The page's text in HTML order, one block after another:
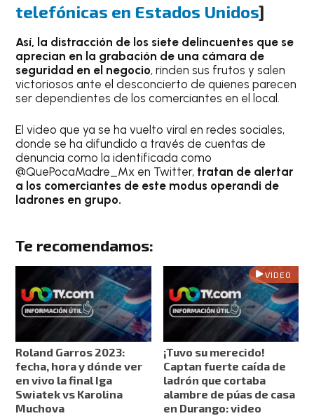
telefónicas en Estados Unidos]
Así, la distracción de los siete delincuentes que se
aprecian en la grabación de una cámara de
seguridad en el negocio, rinden sus frutos y salen
victoriosos ante el desconcierto de quienes parecen
ser dependientes de los comerciantes en el local.
El video que ya se ha vuelto viral en redes sociales,
donde se ha difundido a través de cuentas de
denuncia como la identificada como
@QuePocaMadre_Mx en Twitter, tratan de alertar
a los comerciantes de este modus operandi de
ladrones en grupo.
Te recomendamos:
Roland Garros 2023:
fecha, hora y dónde ver
en vivo la final Iga
Swiatek vs Karolina
Muchova
VIDEO
¡Tuvo su merecido!
Captan fuerte caída de
ladrón que cortaba
alambre de púas de casa
en Durango: video